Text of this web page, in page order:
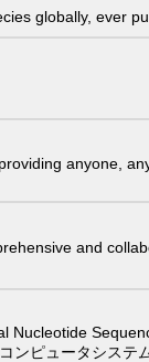
globally, ever
anyone,
and
Nucleotide
ピュータシステ